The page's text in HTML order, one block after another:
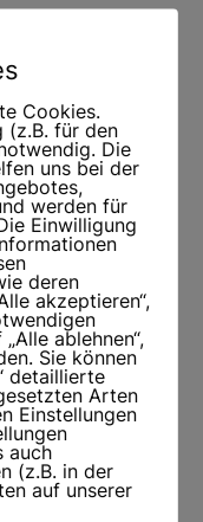
40 Wochen in
also, dass
beim 5. Teil
Sommer
Sommer
Sommer
Mai-Juni
& alles geht
Cookies.
(z.B. für den
Die
uns bei der
werden für
Einwilligung
deren
akzeptieren“,
ablehnen“,
Sie können
detaillierte
Arten
Einstellungen
auch
(z.B. in der
auf unserer